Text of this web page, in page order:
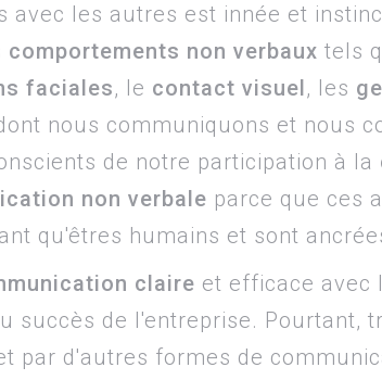
les autres est innée et
comportements non verbaux tels
faciales, le contact visuel, les
nous communiquons et nous
de notre participation à la
non verbale parce que ces
qu'êtres humains et sont
claire et efficace avec
succès de l'entreprise. Pourtant,
par d'autres formes de